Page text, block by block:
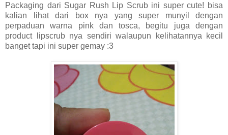
Packaging dari Sugar Rush Lip Scrub ini super cute! bisa
kalian lihat dari box nya yang super munyil dengan
perpaduan warna pink dan tosca, begitu juga dengan
product lipscrub nya sendiri walaupun kelihatannya kecil
banget tapi ini super gemay :3